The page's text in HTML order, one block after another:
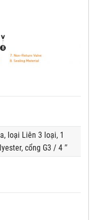
loại Liên 3 loại, 1
cổng G3 / 4 ″